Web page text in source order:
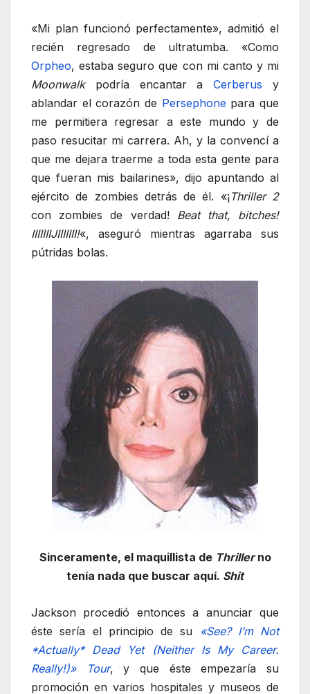
«Mi plan funcionó perfectamente», admitió el
recién regresado de ultratumba. «Como
Orpheo, estaba seguro que con mi canto y mi
Moonwalkpodría encantar aCerberus y
ablandar el corazón de Persephone para que
me permitiera regresar a este mundo y de
paso resucitar mi carrera. Ah, y la convencí a
que me dejara traerme a toda esta gente para
que fueran mis bailarines», dijo apuntando al
ejército de zombies detrás de él. «¡Thriller 2
con zombies de verdad! Beat that, bitches!
IIIIIIIJIIIIIII!«, aseguró mientras agarraba sus
pútridas bolas.
Sinceramente, el maquillista de Thrillerno
tenía nada que buscar aquí. Shit
Jackson procedió entonces a anunciar que
éste sería el principio de su
«See? I’m Not
*Actually* Dead Yet (Neither Is My Career.
Really!)» Tour, y que éste empezaría su
promoción en varios hospitales y museos de